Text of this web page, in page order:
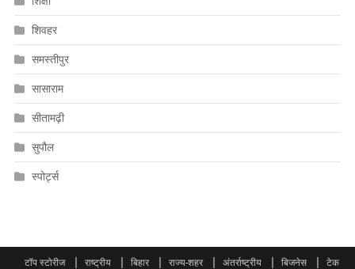
शिवहर
समस्तीपुर
सासाराम
सीतामढ़ी
सुपौल
स्पोर्ट्स
टॉप स्टोरीज राष्ट्रीय बिहार राज्य-शहर अंतर्राष्ट्रीय बिजनेस टेक